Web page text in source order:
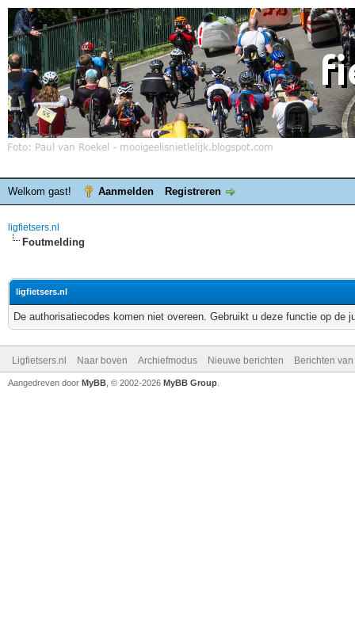
Welkom gast! Aanmelden Registreren
ligfietsers.nl
Foutmelding
ligfietsers.nl
De authorisatiecodes komen niet overeen. Gebruikt u deze functie op de
Ligfietsers.nl Naar boven Archiefmodus Nieuwe berichten Berichten
Aangedreven door MyBB , © 2002-2026 MyBB Group